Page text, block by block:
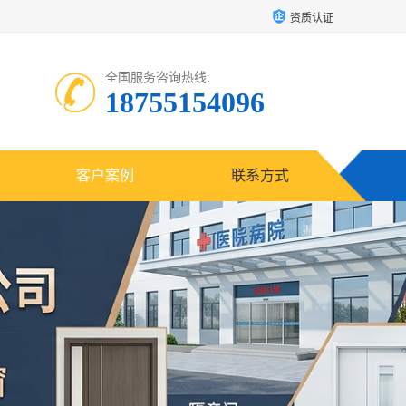
资质认证
全国服务咨询热线:
18755154096
客户案例 联系方式